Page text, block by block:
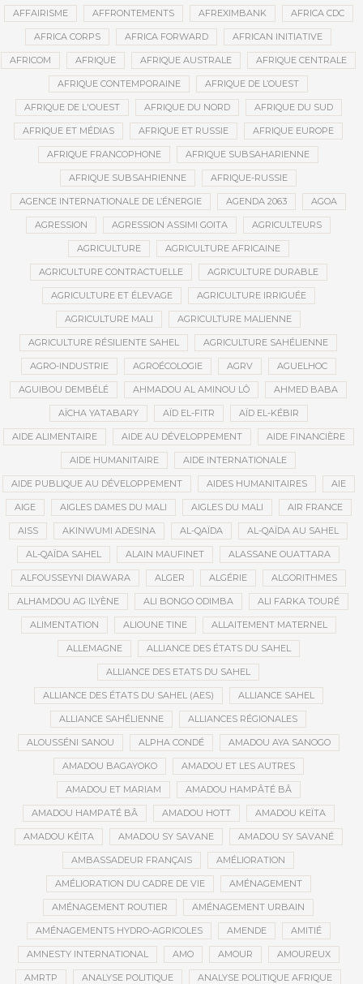
AFFAIRISME AFFRONTEMENTS AFREXIMBANK AFRICA CDC
AFRICA CORPS AFRICA FORWARD AFRICAN INITIATIVE
AFRICOM AFRIQUE AFRIQUE AUSTRALE AFRIQUE CENTRALE
AFRIQUE CONTEMPORAINE AFRIQUE DE L’OUEST
AFRIQUE DE L'OUEST AFRIQUE DU NORD AFRIQUE DU SUD
AFRIQUE ET MÉDIAS AFRIQUE ET RUSSIE AFRIQUE EUROPE
AFRIQUE FRANCOPHONE AFRIQUE SUBSAHARIENNE
AFRIQUE SUBSAHRIENNE AFRIQUE-RUSSIE
AGENCE INTERNATIONALE DE L’ÉNERGIE AGENDA 2063 AGOA
AGRESSION AGRESSION ASSIMI GOITA AGRICULTEURS
AGRICULTURE AGRICULTURE AFRICAINE
AGRICULTURE CONTRACTUELLE AGRICULTURE DURABLE
AGRICULTURE ET ÉLEVAGE AGRICULTURE IRRIGUÉE
AGRICULTURE MALI AGRICULTURE MALIENNE
AGRICULTURE RÉSILIENTE SAHEL AGRICULTURE SAHÉLIENNE
AGRO-INDUSTRIE AGROÉCOLOGIE AGRV AGUELHOC
AGUIBOU DEMBÉLÉ AHMADOU AL AMINOU LÔ AHMED BABA
AÏCHA YATABARY AÏD EL-FITR AÏD EL-KÉBIR
AIDE ALIMENTAIRE AIDE AU DÉVELOPPEMENT AIDE FINANCIÈRE
AIDE HUMANITAIRE AIDE INTERNATIONALE
AIDE PUBLIQUE AU DÉVELOPPEMENT AIDES HUMANITAIRES AIE
AIGE AIGLES DAMES DU MALI AIGLES DU MALI AIR FRANCE
AISS AKINWUMI ADESINA AL-QAÏDA AL-QAÏDA AU SAHEL
AL-QAÏDA SAHEL ALAIN MAUFINET ALASSANE OUATTARA
ALFOUSSEYNI DIAWARA ALGER ALGÉRIE ALGORITHMES
ALHAMDOU AG ILYÈNE ALI BONGO ODIMBA ALI FARKA TOURÉ
ALIMENTATION ALIOUNE TINE ALLAITEMENT MATERNEL
ALLEMAGNE ALLIANCE DES ÉTATS DU SAHEL
ALLIANCE DES ETATS DU SAHEL
ALLIANCE DES ÉTATS DU SAHEL (AES) ALLIANCE SAHEL
ALLIANCE SAHÉLIENNE ALLIANCES RÉGIONALES
ALOUSSÉNI SANOU ALPHA CONDÉ AMADOU AYA SANOGO
AMADOU BAGAYOKO AMADOU ET LES AUTRES
AMADOU ET MARIAM AMADOU HAMPÂTÉ BÂ
AMADOU HAMPATÉ BÂ AMADOU HOTT AMADOU KEÏTA
AMADOU KÉITA AMADOU SY SAVANE AMADOU SY SAVANÉ
AMBASSADEUR FRANÇAIS AMÉLIORATION
AMÉLIORATION DU CADRE DE VIE AMÉNAGEMENT
AMÉNAGEMENT ROUTIER AMÉNAGEMENT URBAIN
AMÉNAGEMENTS HYDRO-AGRICOLES AMENDE AMITIÉ
AMNESTY INTERNATIONAL AMO AMOUR AMOUREUX
AMRTP ANALYSE POLITIQUE ANALYSE POLITIQUE AFRIQUE